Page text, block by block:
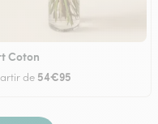
Coton
de 54€95